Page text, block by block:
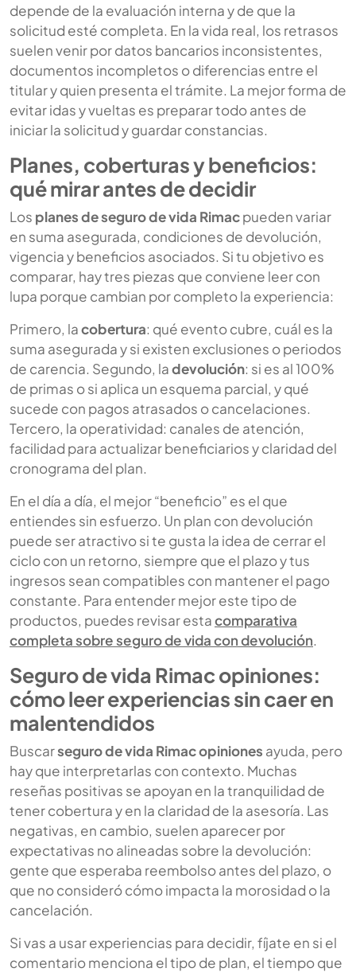
depende de la evaluación interna y de que la
solicitud esté completa. En la vida real, los retrasos
suelen venir por datos bancarios inconsistentes,
documentos incompletos o diferencias entre el
titular y quien presenta el trámite. La mejor forma de
evitar idas y vueltas es preparar todo antes de
iniciar la solicitud y guardar constancias.
Planes, coberturas y beneficios:
qué mirar antes de decidir
Los planes de seguro de vida Rimacpueden variar
en suma asegurada, condiciones de devolución,
vigencia y beneficios asociados. Si tu objetivo es
comparar, hay tres piezas que conviene leer con
lupa porque cambian por completo la experiencia:
Primero, lacobertura: qué evento cubre, cuál es la
suma asegurada y si existen exclusiones o periodos
de carencia. Segundo, ladevolución: si es al 100%
de primas o si aplica un esquema parcial, y qué
sucede con pagos atrasados o cancelaciones.
Tercero, la operatividad: canales de atención,
facilidad para actualizar beneficiarios y claridad del
cronograma del plan.
En el día a día, el mejor “beneficio” es el que
entiendes sin esfuerzo. Un plan con devolución
puede ser atractivo si te gusta la idea de cerrar el
ciclo con un retorno, siempre que el plazo y tus
ingresos sean compatibles con mantener el pago
constante. Para entender mejor este tipo de
productos, puedes revisar estacomparativa
completa sobre seguro de vida con devolución.
Seguro de vida Rimac opiniones:
cómo leer experiencias sin caer en
malentendidos
Buscarseguro de vida Rimac opiniones ayuda, pero
hay que interpretarlas con contexto. Muchas
reseñas positivas se apoyan en la tranquilidad de
tener cobertura y en la claridad de la asesoría. Las
negativas, en cambio, suelen aparecer por
expectativas no alineadas sobre la devolución:
gente que esperaba reembolso antes del plazo, o
que no consideró cómo impacta la morosidad o la
cancelación.
Si vas a usar experiencias para decidir, fíjate en si el
comentario menciona el tipo de plan, el tiempo que